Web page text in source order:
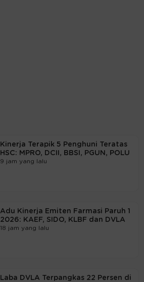
Kinerja Terapik 5 Penghuni Teratas
HSC: MPRO, DCII, BBSI, PGUN, POLU
9 jam yang lalu
Adu Kinerja Emiten Farmasi Paruh 1
2026: KAEF, SIDO, KLBF dan DVLA
18 jam yang lalu
Laba DVLA Terpangkas 22 Persen di